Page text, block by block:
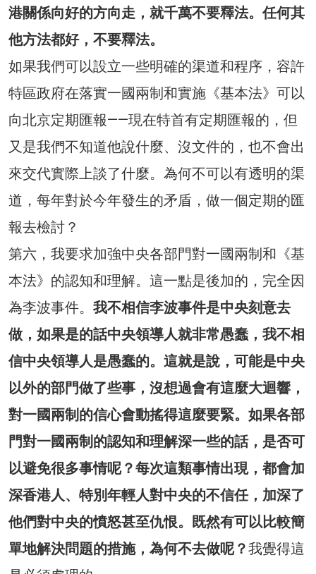
港關係向好的方向走，就千萬不要釋法。任何其
他方法都好，不要釋法。
如果我們可以設立一些明確的渠道和程序，容許
特區政府在落實一國兩制和實施《基本法》可以
向北京定期匯報——現在特首有定期匯報的，但
又是我們不知道他說什麼、沒文件的，也不會出
來交代實際上談了什麼。為何不可以有透明的渠
道，每年對於今年發生的矛盾，做一個定期的匯
報去檢討？
第六，我要求加強中央各部門對一國兩制和《基
本法》的認知和理解。這一點是後加的，完全因
為李波事件。 我不相信李波事件是中央刻意去
做，如果是的話中央領導人就非常愚蠢，我不相
信中央領導人是愚蠢的。這就是說，可能是中央
以外的部門做了些事，沒想過會有這麼大迴響，
對一國兩制的信心會動搖得這麼要緊。如果各部
門對一國兩制的認知和理解深一些的話，是否可
以避免很多事情呢？每次這類事情出現，都會加
深香港人、特別年輕人對中央的不信任，加深了
他們對中央的憤怒甚至仇恨。既然有可以比較簡
單地解決問題的措施，為何不去做呢？我覺得這